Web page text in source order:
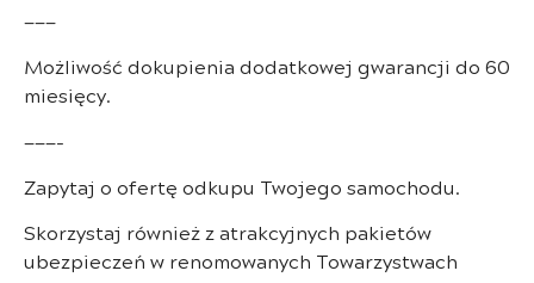
———
Możliwość dokupienia dodatkowej gwarancji do 60
miesięcy.
———-
Zapytaj o ofertę odkupu Twojego samochodu.
Skorzystaj również z atrakcyjnych pakietów
ubezpieczeń w renomowanych Towarzystwach